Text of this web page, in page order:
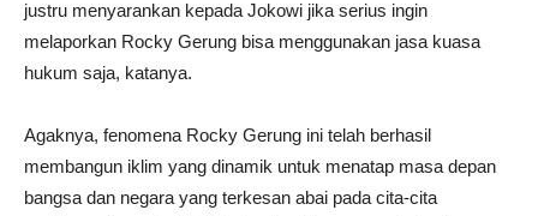
justru menyarankan kepada Jokowi jika serius ingin
melaporkan Rocky Gerung bisa menggunakan jasa kuasa
hukum saja, katanya.
Agaknya, fenomena Rocky Gerung ini telah berhasil
membangun iklim yang dinamik untuk menatap masa depan
bangsa dan negara yang terkesan abai pada cita-cita